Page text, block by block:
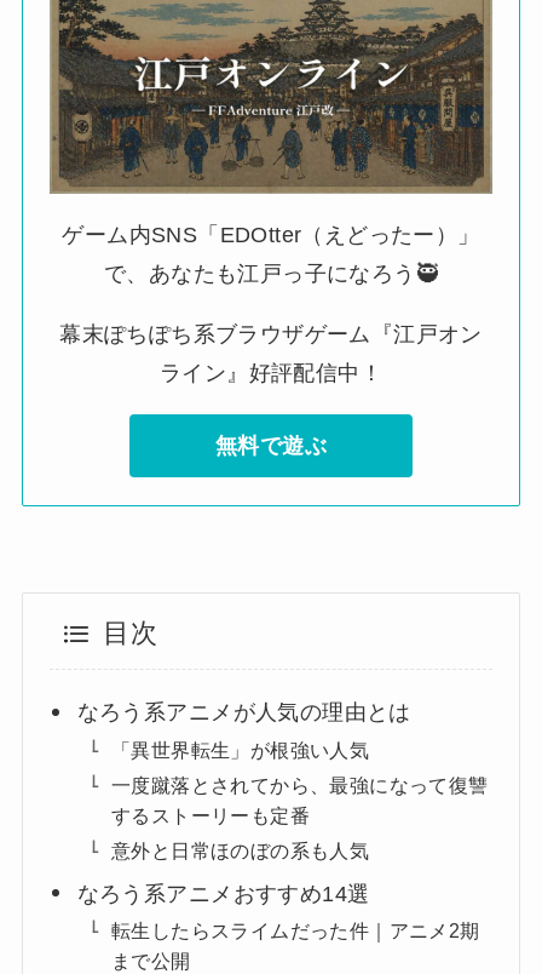
ゲーム内SNS「EDOtter（えどったー）」
で、あなたも江戸っ子になろう🥷
幕末ぽちぽち系ブラウザゲーム『江戸オン
ライン』好評配信中！
無料で遊ぶ
目次
なろう系アニメが人気の理由とは
「異世界転生」が根強い人気
一度蹴落とされてから、最強になって復讐
するストーリーも定番
意外と日常ほのぼの系も人気
なろう系アニメおすすめ14選
転生したらスライムだった件｜アニメ2期
まで公開